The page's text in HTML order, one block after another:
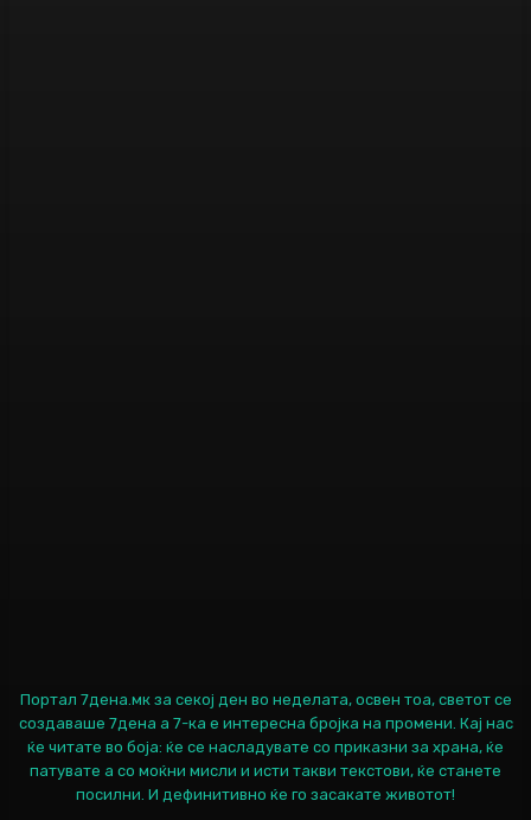
Портал 7дена.мк за секој ден во неделата, освен тоа, светот се
создаваше 7дена а 7-ка е интересна бројка на промени. Кај нас
ќе читате во боја: ќе се насладувате со приказни за храна, ќе
патувате а со моќни мисли и исти такви текстови, ќе станете
посилни. И дефинитивно ќе го засакате животот!